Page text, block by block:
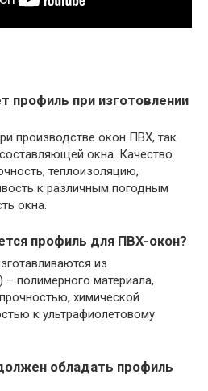
профиль при изготовлении
производстве окон ПВХ, так
окна. Качество
теплоизоляцию,
к различным погодным
окна.
профиль для ПВХ-окон?
из
полимерного материала,
химической
к ультрафиолетовому
обладать профиль